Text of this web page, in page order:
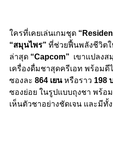
ใครที่เคยเล่นเกมชุด
“สมุนไพร” ที่ช่วยฟื้นพลังชีวิตใ
ล่าสุด “Capcom” เขาแปลงส
เครื่องดื่มชาสุดครีเอท พร้อมดี
ซองละ 864 เยนหรือราว 198
ซองย่อย ในรูปแบบถุงชา พร้อ
เห็นตัวชาอย่างชัดเจน และมี